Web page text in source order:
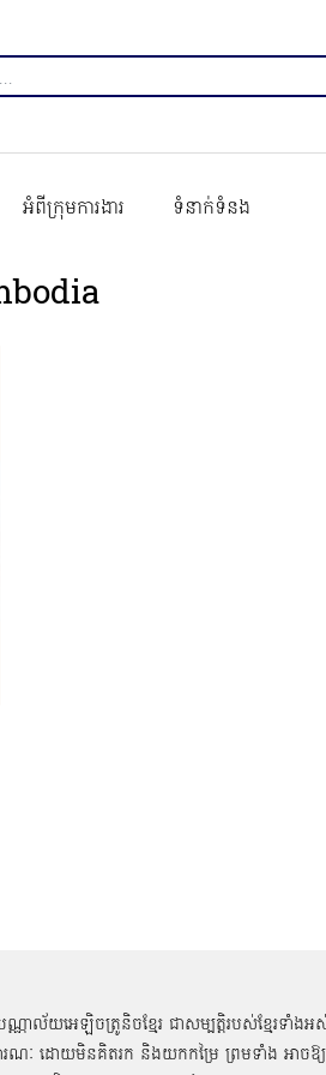
អំពីក្រុមការងារ ទំនាក់ទំនង
ាល័យអេឡិចត្រូនិចខ្មែរ ជាសម្បតិ្តរបស់ខ្មែរទាំងអ
ារណៈ ដោយមិនគិតរក និងយកកម្រៃ ព្រមទាំង អាចឱ្យ